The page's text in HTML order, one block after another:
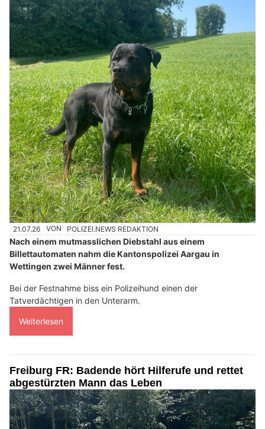
21.07.26 VON POLIZEI.NEWS REDAKTION
Nach einem mutmasslichen Diebstahl aus einem
Billettautomaten nahm die Kantonspolizei Aargau in
Wettingen zwei Männer fest.
Bei der Festnahme biss ein Polizeihund einen der
Tatverdächtigen in den Unterarm.
Weiterlesen
Freiburg FR: Badende hört Hilferufe und rettet
abgestürzten Mann das Leben